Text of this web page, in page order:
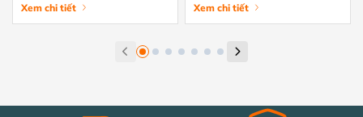
tránh hiệu quả
Xem chi tiết
tiết từ A-Z
Xem chi tiết